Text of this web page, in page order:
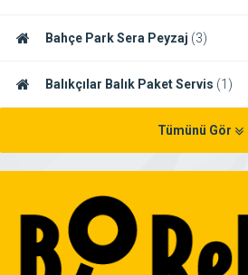
Bahçe Park Sera Peyzaj (3)
Balıkçılar Balık Paket Servis (1)
Tümünü Gör